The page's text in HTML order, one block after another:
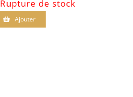
Rupture de stock
Ajouter